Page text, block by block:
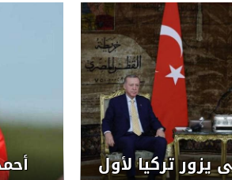
الميدالية